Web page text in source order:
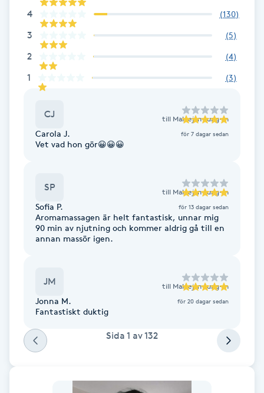
Megavolymfransar
Melasma
Mesoterapi
MicroPen
Microshading
Nagelförlängning
Nagelförlängning silke
4 (130)
3 (5)
2 (4)
1 (3)
CJ till Maleejan Jung-In
Carola J. för 7 dagar sedan
Vet vad hon gör😀😀😀
SP till Maleejan Jung-In
Sofia P. för 13 dagar sedan
Aromamassagen är helt fantastisk, unnar mig
90 min av njutning och kommer aldrig gå till en
annan massör igen.
JM till Maleejan Jung-In
Jonna M. för 20 dagar sedan
Fantastiskt duktig
Sida 1 av132